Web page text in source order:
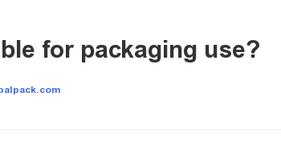
for packaging use?